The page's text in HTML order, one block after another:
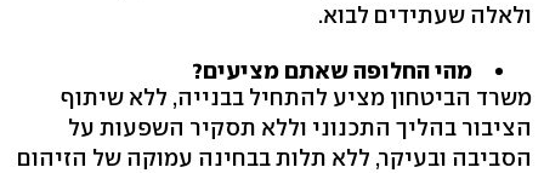
ולאלה שעתידים לבוא.
מהי החלופה שאתם מציעים?
משרד הביטחון מציע להתחיל בבנייה, ללא שיתוף
הציבור בהליך התכנוני וללא תסקיר השפעות על
הסביבה ובעיקר, ללא תלות בבחינה עמוקה של הזיהום